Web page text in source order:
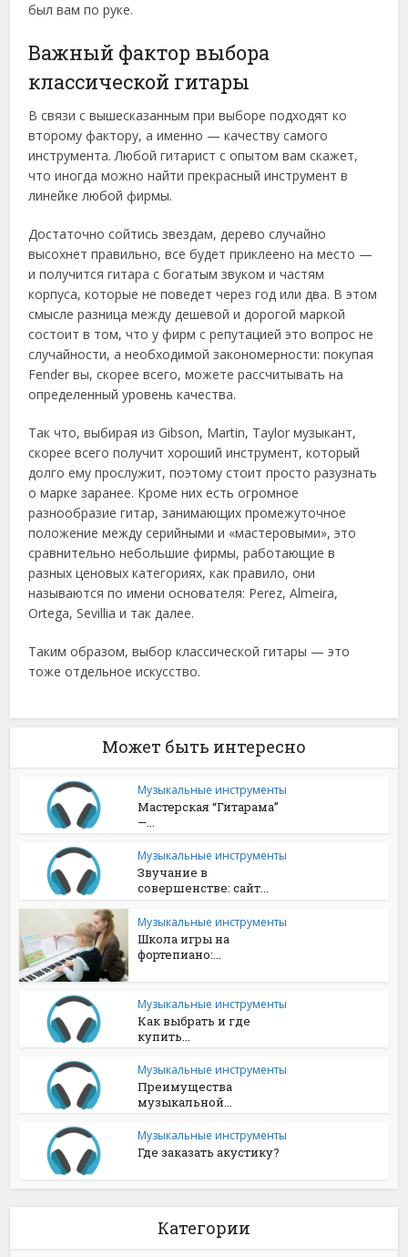
был вам по руке.
Важный фактор выбора
классической гитары
В связи с вышесказанным при выборе подходят ко
второму фактору, а именно — качеству самого
инструмента. Любой гитарист с опытом вам скажет,
что иногда можно найти прекрасный инструмент в
линейке любой фирмы.
Достаточно сойтись звездам, дерево случайно
высохнет правильно, все будет приклеено на место —
и получится гитара с богатым звуком и частям
корпуса, которые не поведет через год или два. В этом
смысле разница между дешевой и дорогой маркой
состоит в том, что у фирм с репутацией это вопрос не
случайности, а необходимой закономерности: покупая
Fender вы, скорее всего, можете рассчитывать на
определенный уровень качества.
Так что, выбирая из Gibson, Martin, Taylor музыкант,
скорее всего получит хороший инструмент, который
долго ему прослужит, поэтому стоит просто разузнать
о марке заранее. Кроме них есть огромное
разнообразие гитар, занимающих промежуточное
положение между серийными и «мастеровыми», это
сравнительно небольшие фирмы, работающие в
разных ценовых категориях, как правило, они
называются по имени основателя: Perez, Almeira,
Ortega, Sevillia и так далее.
Таким образом, выбор классической гитары — это
тоже отдельное искусство.
Может быть интересно
Музыкальные инструменты
Мастерская “Гитарама”
—...
Музыкальные инструменты
Звучание в
совершенстве: сайт...
Музыкальные инструменты
Школа игры на
фортепиано:...
Музыкальные инструменты
Как выбрать и где
купить...
Музыкальные инструменты
Преимущества
музыкальной...
Музыкальные инструменты
Где заказать акустику?
Категории